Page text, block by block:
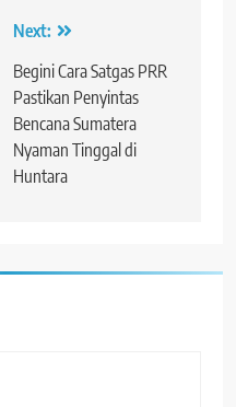
Next:
Begini Cara Satgas PRR
Pastikan Penyintas
Bencana Sumatera
Nyaman Tinggal di
Huntara